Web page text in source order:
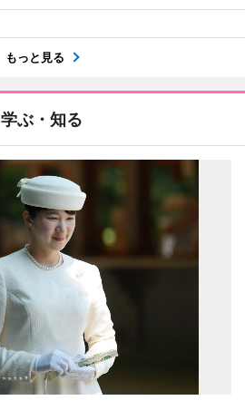
もっと見る
学ぶ・知る